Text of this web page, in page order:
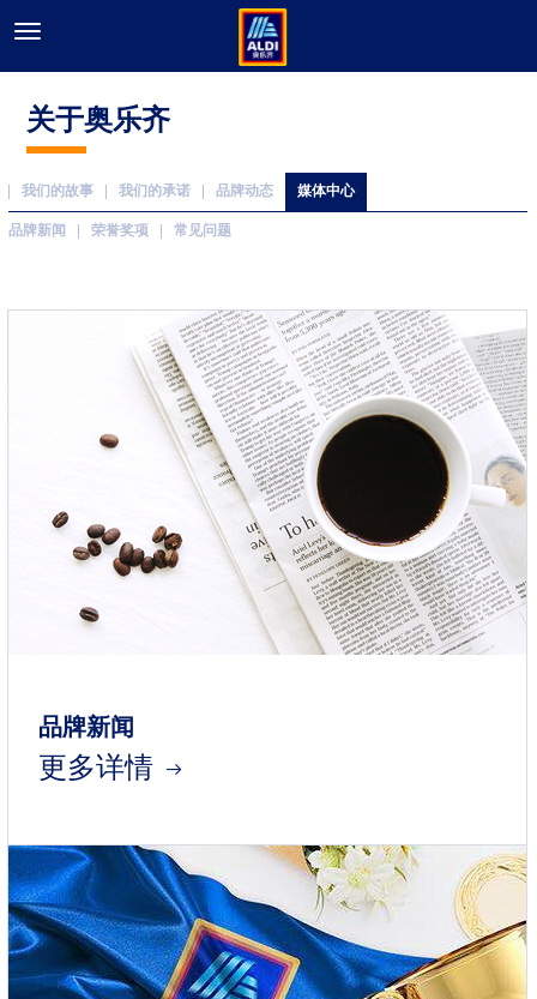
关于奥乐齐
我们的故事 我们的承诺 品牌动态 媒体中心
品牌新闻 荣誉奖项 常见问题
品牌新闻
更多详情